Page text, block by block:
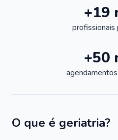
+19
profissionais
+50
O que é geriatria?